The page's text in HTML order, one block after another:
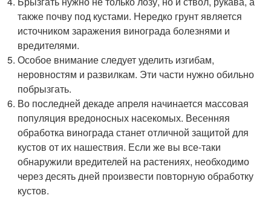
также почву под кустами. Нередко грунт является
источником заражения винограда болезнями и
вредителями.
Особое внимание следует уделить изгибам,
неровностям и развилкам. Эти части нужно обильно
побрызгать.
Во последней декаде апреля начинается массовая
популяция вредоносных насекомых. Весенняя
обработка винограда станет отличной защитой для
кустов от их нашествия. Если же вы все-таки
обнаружили вредителей на растениях, необходимо
через десять дней произвести повторную обработку
кустов.